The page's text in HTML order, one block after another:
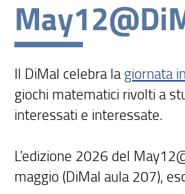
Il DiMaI celebra la giornata
giochi matematici rivolti a
interessati e interessate.
L’edizione 2026 del
maggio (DiMaI aula 207),